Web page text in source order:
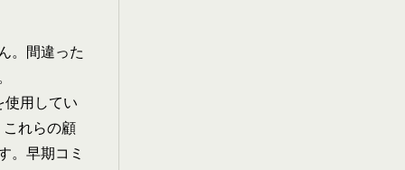
。間違った
用してい
れらの顧
。早期コミ